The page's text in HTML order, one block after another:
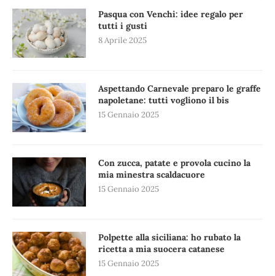
Pasqua con Venchi: idee regalo per
tutti i gusti
8 Aprile 2025
Aspettando Carnevale preparo le graffe
napoletane: tutti vogliono il bis
15 Gennaio 2025
Con zucca, patate e provola cucino la
mia minestra scaldacuore
15 Gennaio 2025
Polpette alla siciliana: ho rubato la
ricetta a mia suocera catanese
15 Gennaio 2025